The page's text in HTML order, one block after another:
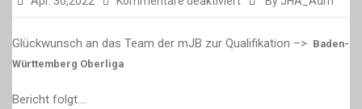
BWOL
Glückwunsch an das Team der mJB zur Qualifikation –> Baden-
Württemberg Oberliga
Bericht folgt….